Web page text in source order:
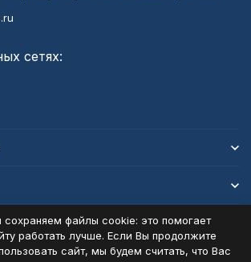
сетях:
файлы cookie: это помогает
работать лучше. Если Вы продолжите
сайт, мы будем считать, что Вас